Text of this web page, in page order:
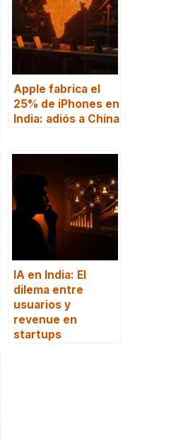
Apple fabrica el
25% de iPhones en
India: adiós a China
IA en India: El
dilema entre
usuarios y
revenue en
startups